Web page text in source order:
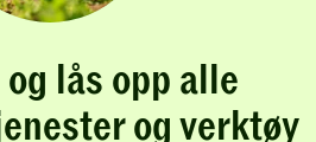
lås opp alle
og verktøy